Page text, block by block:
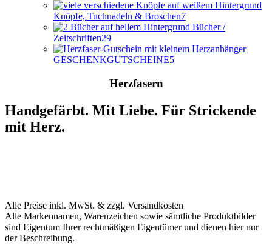
Knöpfe, Tuchnadeln & Broschen7
Bücher /
Zeitschriften29
GESCHENKGUTSCHEINE5
Herzfasern
Handgefärbt. Mit Liebe. Für Strickende
mit Herz.
Alle Preise inkl. MwSt. & zzgl. Versandkosten
Alle Markennamen, Warenzeichen sowie sämtliche Produktbilder
sind Eigentum Ihrer rechtmäßigen Eigentümer und dienen hier nur
der Beschreibung.